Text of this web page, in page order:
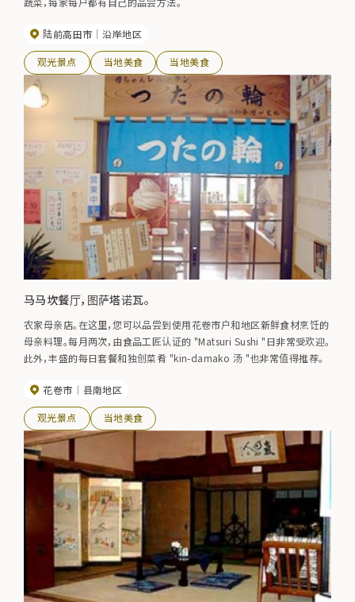
陆前高田市 沿岸地区
观光景点 当地美食 当地美食
马马坎餐厅，图萨塔诺瓦。
农家母亲店。在这里，您可以品尝到使用花卷市户和地区新鲜食材烹饪的
母亲料理。每月两次，由食品工匠认证的 "Matsuri Sushi "日非常受欢迎。
此外，丰盛的每日套餐和独创菜肴 "kin-damako 汤 "也非常值得推荐。
花卷市 县南地区
观光景点 当地美食